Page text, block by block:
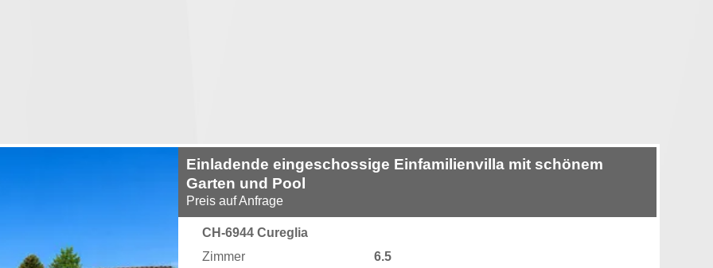
Einladende eingeschossige Einfamilienvilla mit schönem
Garten und Pool
Preis auf Anfrage
CH-6944 Cureglia
Zimmer
6.5